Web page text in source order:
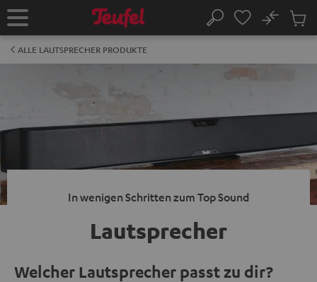
Startseite Suche
No
ALLE LAUTSPRECHER PRODUKTE
In wenigen Schritten zum Top Sound
Lautsprecher
Welcher Lautsprecher passt zu dir?